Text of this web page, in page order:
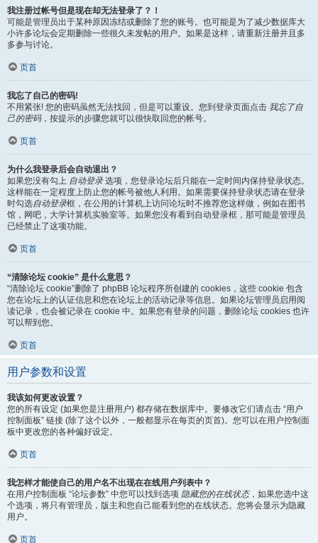
我注册过帐号但是现在却无法登录了？！
可能是管理员出于某种原因冻结或删除了您的账号。也可能是为了减少数据库大
小许多论坛会定期删除一些很久未发帖的用户。如果是这样，请重新注册并且多
多参与讨论。
页首
我忘了自己的密码!
不用紧张! 您的密码虽然无法找回，但是可以重设。您到登录页面点击 我忘了自
己的密码，按提示的步骤您就可以很快取回您的帐号。
页首
为什么我登录后会自动退出？
如果您没有勾上 自动登录选项，您登录论坛后只能在一定时间内保持登录状态。
这样能在一定程度上防止您的帐号被他人利用。如果需要保持登录状态请在登录
时勾选自动登录框，在公用的计算机上访问论坛时不推荐您这样做，例如在图书
馆，网吧，大学计算机实验室等。如果您没有看到自动登录框，那可能是管理员
已经禁止了这项功能。
页首
“清除论坛 cookie” 是什么意思？
“清除论坛 cookie”删除了 phpBB 论坛程序所创建的 cookies，这些 cookie 包含
您在论坛上的认证信息和您在论坛上的活动记录等信息。如果论坛管理员启用阅
读记录，也会被记录在 cookie 中。如果您有登录的问题，删除论坛 cookies 也许
可以帮到您。
页首
用户参数和设置
我该如何更改设置？
您的所有设定 (如果您是注册用户) 都存储在数据库中。要修改它们请点击 “用户
控制面板” 链接 (除了这个以外，一般都显示在每页的页首)。您可以在用户控制面
板中更改您的各种偏好设定。
页首
我怎样才能使自己的用户名不出现在在线用户列表中？
在用户控制面板 “论坛参数” 中您可以找到选项 隐藏您的在线状态，如果您选中这
个选项，将只有管理员，版主和您自己能看到您的在线状态。您将会显示为隐藏
用户。
页首